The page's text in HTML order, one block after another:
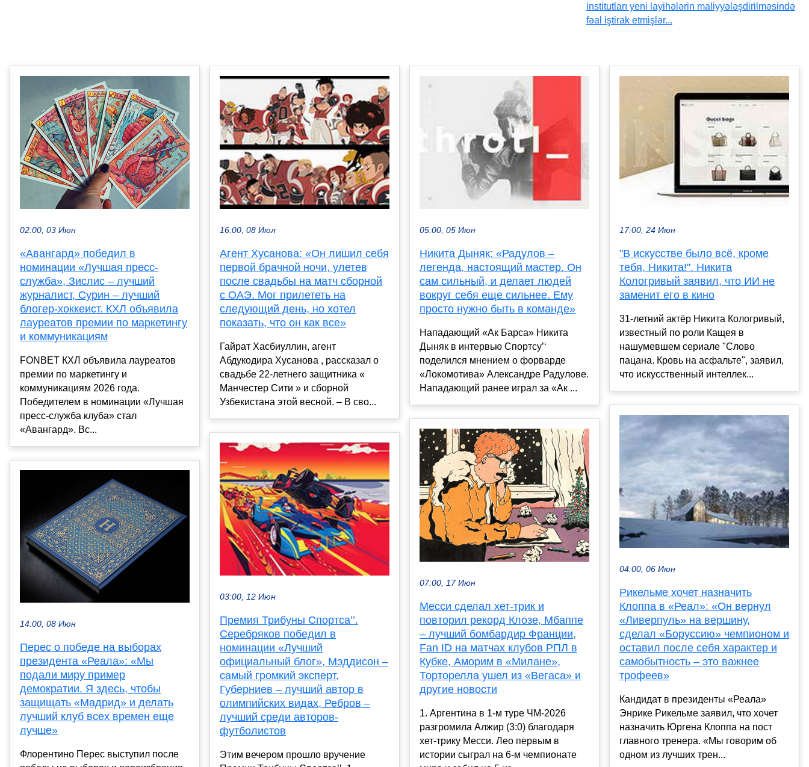
institutları yeni layihələrin maliyyələşdirilməsində
fəal iştirak etmişlər...
02:00, 03 Июн
«Авангард» победил в
номинации «Лучшая пресс-
служба», Зислис – лучший
журналист, Сурин – лучший
блогер-хоккеист. КХЛ объявила
лауреатов премии по маркетингу
и коммуникациям
FONBET КХЛ объявила лауреатов
премии по маркетингу и
коммуникациям 2026 года.
Победителем в номинации «Лучшая
пресс-служба клуба» стал
«Авангард». Вс...
14:00, 08 Июн
Перес о победе на выборах
президента «Реала»: «Мы
подали миру пример
демократии. Я здесь, чтобы
защищать «Мадрид» и делать
лучший клуб всех времен еще
лучше»
Флорентино Перес выступил после
16:00, 08 Июл
Агент Хусанова: «Он лишил себя
первой брачной ночи, улетев
после свадьбы на матч сборной
с ОАЭ. Мог прилететь на
следующий день, но хотел
показать, что он как все»
Гайрат Хасбиуллин, агент
Абдукодира Хусанова , рассказал о
свадьбе 22-летнего защитника «
Манчестер Сити » и сборной
Узбекистана этой весной. – В сво...
03:00, 12 Июн
Премия Трибуны Спортса’’.
Серебряков победил в
номинации «Лучший
официальный блог», Мэддисон –
самый громкий эксперт,
Губерниев – лучший автор в
олимпийских видах, Ребров –
лучший среди авторов-
футболистов
Этим вечером прошло вручение
05:00, 05 Июн
Никита Дыняк: «Радулов –
легенда, настоящий мастер. Он
сам сильный, и делает людей
вокруг себя еще сильнее. Ему
просто нужно быть в команде»
Нападающий «Ак Барса» Никита
Дыняк в интервью Спортсу’‘
поделился мнением о форварде
«Локомотива» Александре Радулове.
Нападающий ранее играл за «Ак ...
07:00, 17 Июн
Месси сделал хет-трик и
повторил рекорд Клозе, Мбаппе
– лучший бомбардир Франции,
Fan ID на матчах клубов РПЛ в
Кубке, Аморим в «Милане»,
Торторелла ушел из «Вегаса» и
другие новости
1. Аргентина в 1-м туре ЧМ-2026
разгромила Алжир (3:0) благодаря
хет-трику Месси. Лео первым в
истории сыграл на 6-м чемпионате
17:00, 24 Июн
"В искусстве было всё, кроме
тебя, Никита!". Никита
Кологривый заявил, что ИИ не
заменит его в кино
31-летний актёр Никита Кологривый,
известный по роли Кащея в
нашумевшем сериале "Слово
пацана. Кровь на асфальте", заявил,
что искусственный интеллек...
04:00, 06 Июн
Рикельме хочет назначить
Клоппа в «Реал»: «Он вернул
«Ливерпуль» на вершину,
сделал «Боруссию» чемпионом и
оставил после себя характер и
самобытность – это важнее
трофеев»
Кандидат в президенты «Реала»
Энрике Рикельме заявил, что хочет
назначить Юргена Клоппа на пост
главного тренера. «Мы говорим об
одном из лучших трен...